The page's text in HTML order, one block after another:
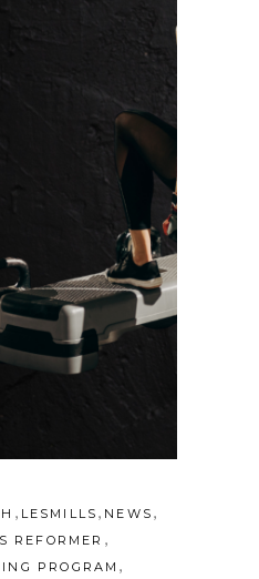
, LESMILLS , NEWS ,
REFORMER ,
PROGRAM ,